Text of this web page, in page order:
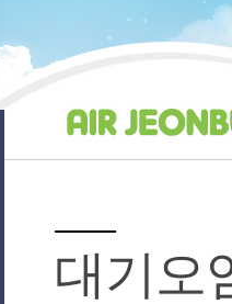
대기오